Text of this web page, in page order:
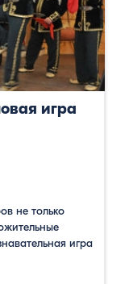
игра
не только
игра
По